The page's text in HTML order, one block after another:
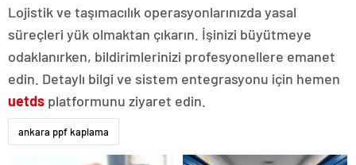
Lojistik ve taşımacılık operasyonlarınızda yasal
süreçleri yük olmaktan çıkarın. İşinizi büyütmeye
odaklanırken, bildirimlerinizi profesyonellere emanet
edin. Detaylı bilgi ve sistem entegrasyonu için hemen
uetds platformunu ziyaret edin.
ankara ppf kaplama